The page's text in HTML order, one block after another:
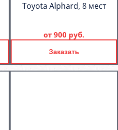
Toyota Alphard, 8 мест
от 900 руб.
Заказать